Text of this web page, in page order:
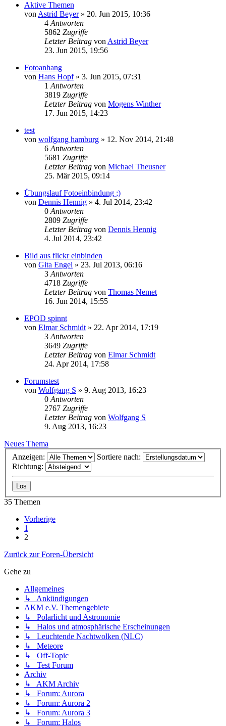
Aktive Themen
von Astrid Beyer» 20. Jun 2015, 10:36
4 Antworten
5862 Zugriffe
Letzter Beitrag von Astrid Beyer
23. Jun 2015, 19:56
Fotoanhang
von Hans Hopf» 3. Jun 2015, 07:31
1 Antworten
3819 Zugriffe
Letzter Beitrag von Mogens Winther
17. Jun 2015, 14:23
test
von wolfgang hamburg » 12. Nov 2014, 21:48
6 Antworten
5681 Zugriffe
Letzter Beitrag von Michael Theusner
25. Mär 2015, 09:14
Übungslauf Fotoeinbindung ;)
von Dennis Hennig » 4. Jul 2014, 23:42
0 Antworten
2809 Zugriffe
Letzter Beitrag von Dennis Hennig
4. Jul 2014, 23:42
Bild aus flickr einbinden
von Gita Engel » 23. Jul 2013, 06:16
3 Antworten
4718 Zugriffe
Letzter Beitrag von Thomas Nemet
16. Jun 2014, 15:55
EPOD spinnt
von Elmar Schmidt » 22. Apr 2014, 17:19
3 Antworten
3649 Zugriffe
Letzter Beitrag von Elmar Schmidt
24. Apr 2014, 17:58
Forumstest
von Wolfgang S » 9. Aug 2013, 16:23
0 Antworten
2767 Zugriffe
Letzter Beitrag von Wolfgang S
9. Aug 2013, 16:23
Neues Thema
Anzeigen:
Sortiere nach:
Richtung:
35 Themen
Vorherige
1
2
Zurück zur Foren-Übersicht
Gehe zu
Allgemeines
↳ Ankündigungen
AKM e.V. Themengebiete
↳ Polarlicht und Astronomie
↳ Halos und atmosphärische Erscheinungen
↳ Leuchtende Nachtwolken (NLC)
↳ Meteore
↳ Off-Topic
↳ Test Forum
Archiv
↳ AKM Archiv
↳ Forum: Aurora
↳ Forum: Aurora 2
↳ Forum: Aurora 3
↳ Forum: Halos